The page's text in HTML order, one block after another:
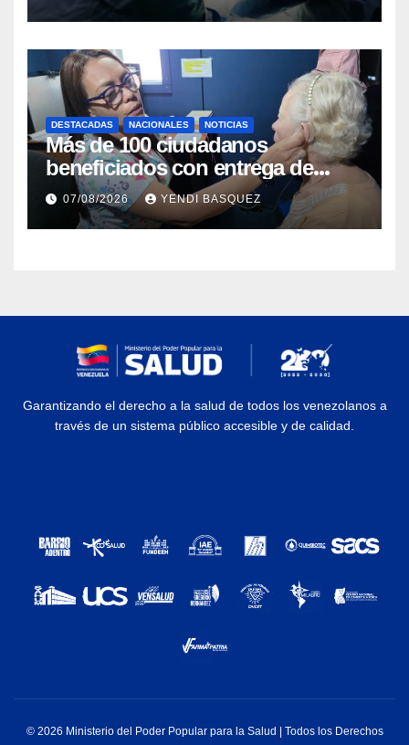
DESTACADAS NACIONALES NOTICIAS
Más de 100 ciudadanos
beneficiados con entrega de
prótesis auditivas en el Centro de
Rehabilitación J.J. Arvelo
07/08/2026 YENDI BASQUEZ
Garantizando el derecho a la salud de todos los venezolanos a
través de un sistema público accesible y de calidad.
© 2026 Ministerio del Poder Popular para la Salud | Todos los Derechos